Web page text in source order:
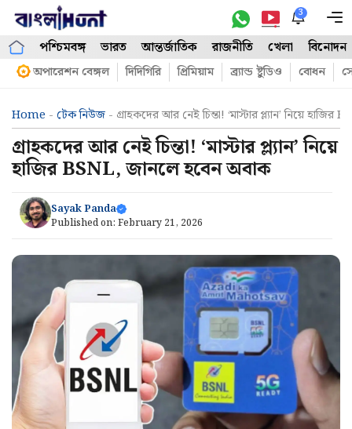
Skip
content
3
পশ্চিমবঙ্গ ভারত আন্তর্জাতিক রাজনীতি খেলা বিনোদন
অপারেশন বেঙ্গল দিদিগিরি প্রিমিয়াম ব্র্যান্ড ষ্টুডিও বোধন
Home - টেক নিউজ - গ্রাহকদের আর নেই চিন্তা! ‘মাস্টার প্ল্যান’ নিয়ে
গ্রাহকদের আর নেই চিন্তা! ‘মাস্টার প্ল্যান’ নিয়ে
হাজির BSNL, জানলে হবেন অবাক
Sayak Panda
Published on: February 21, 2026